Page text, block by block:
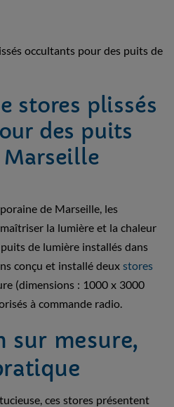
occultants pour des puits de
stores plissés
des puits
de Marseille, les
la lumière et la chaleur
de lumière installés dans
conçu et installé deux stores
(dimensions : 1000 x 3000
à commande radio.
sur mesure,
ces stores présentent